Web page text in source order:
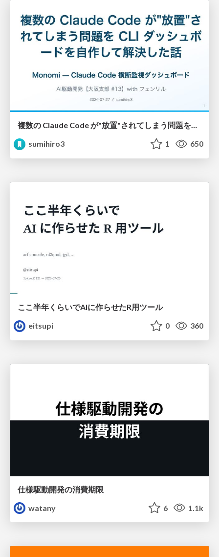
sumihiro3
1 650
ここ半年くらいでAIに作らせたR用ツール
eitsupi
0 360
仕様駆動開発の消費期限
watany
6 1.1k